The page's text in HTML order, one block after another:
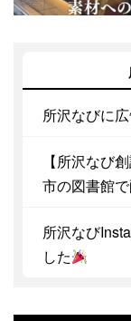
所沢なびに
【所沢なび
市の図書館
所沢なび
した